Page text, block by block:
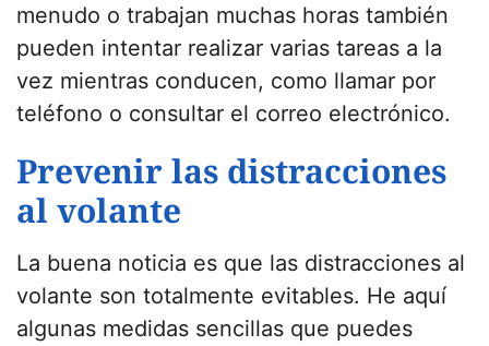
menudo o trabajan muchas horas también
pueden intentar realizar varias tareas a la
vez mientras conducen, como llamar por
teléfono o consultar el correo electrónico.
Prevenir las distracciones
al volante
La buena noticia es que las distracciones al
volante son totalmente evitables. He aquí
algunas medidas sencillas que puedes